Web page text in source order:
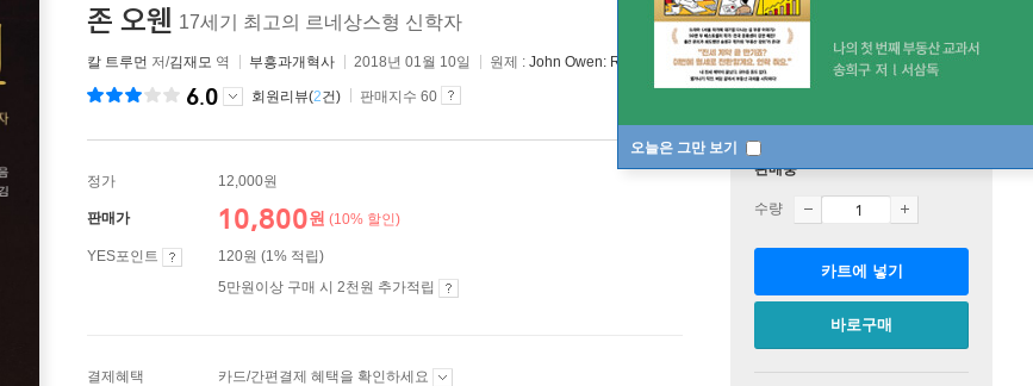
오늘은 그만 보기
존 오웬 17세기 최고의 르네상스형 신학자
칼 트루먼 저/김재모 역 부흥과개혁사 2018년 01월 10일 원제 : John Owen: Reformed Catholic, Renaissance Man
6.0 회원리뷰(2건) 판매지수 60
정가 12,000원
판매가 10,800원 (10% 할인)
YES포인트
120원 (1% 적립)
5만원이상 구매 시 2천원 추가적립
결제혜택 카드/간편결제 혜택을 확인하세요
판매중
수량
카트에 넣기
바로구매